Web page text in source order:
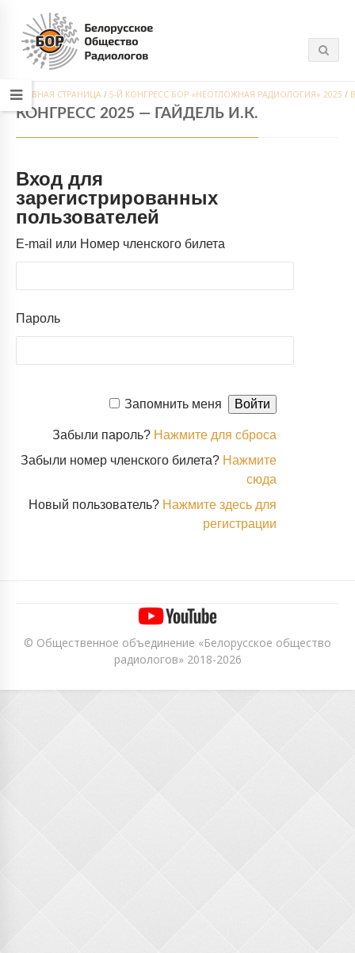
ГЛАВНАЯ СТРАНИЦА / 5-Й КОНГРЕСС БОР «НЕОТЛОЖНАЯ РАДИОЛОГИЯ» 2025 /
КОНГРЕСС 2025 — ГАЙДЕЛЬ И.К.
Вход для
зарегистрированных
пользователей
E-mail или Номер членского билета
Пароль
Запомнить меня
Забыли пароль? Нажмите для сброса
Забыли номер членского билета? Нажмите
сюда
Новый пользователь? Нажмите здесь для
регистрации
© Общественное объединение «Белорусское общество
радиологов» 2018-2026